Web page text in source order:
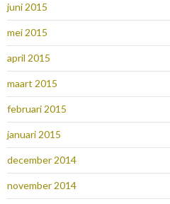
juni 2015
mei 2015
april 2015
maart 2015
februari 2015
januari 2015
december 2014
november 2014